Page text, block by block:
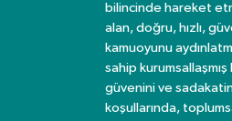
bilincinde hareket
alan, doğru, hızlı,
kamuoyunu
sahip kurumsallaşmış
güvenini ve
koşullarında,